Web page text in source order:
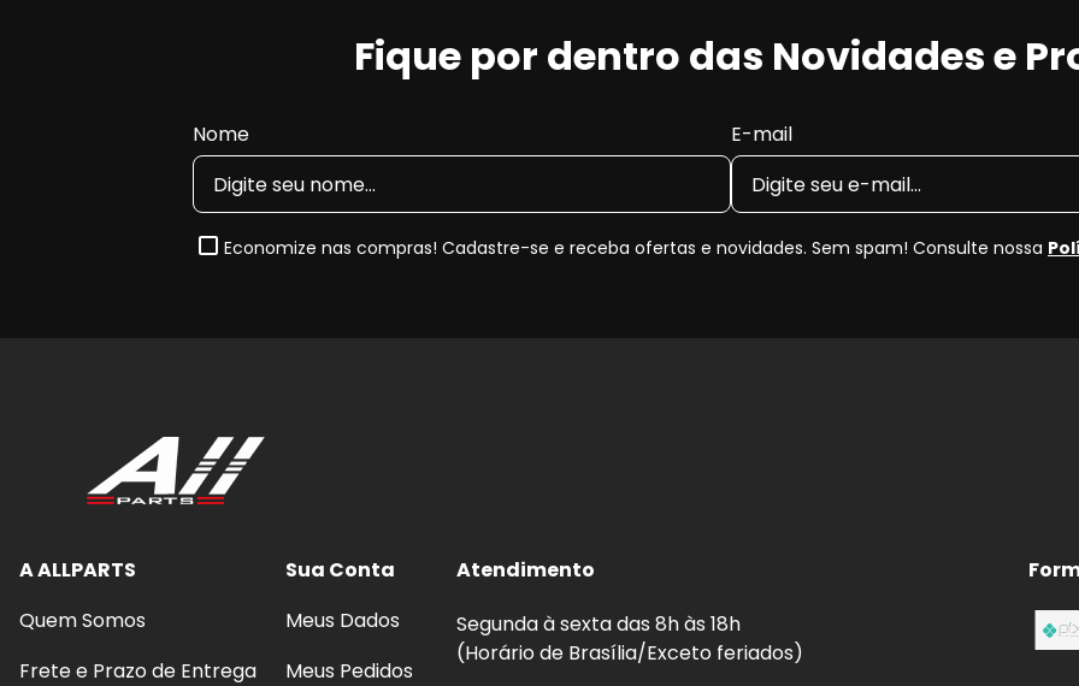
Fique por dentro das Novidades e
Nome
E-mail
Economize nas compras! Cadastre-se e receba ofertas e novidades. Sem spam! Consulte nossa
A ALLPARTS
Quem Somos
Frete e Prazo de Entrega
Sua Conta
Meus Dados
Meus Pedidos
Atendimento
Segunda à sexta das 8h às 18h
(Horário de Brasília/Exceto feriados)